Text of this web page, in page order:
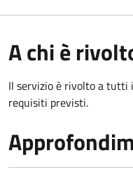
A chi è
Il servizio è rivolto a tutti
requisiti previsti.